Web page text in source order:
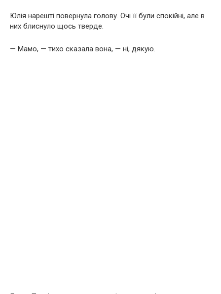
Юлія нарешті повернула голову. Очі її були спокійні, але в
них блиснуло щось тверде.
— Мамо, — тихо сказала вона, — ні, дякую.